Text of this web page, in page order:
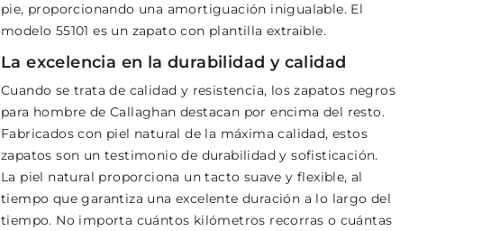
pie, proporcionando una amortiguación inigualable. El
modelo 55101 es un zapato con plantilla extraible.
La excelencia en la durabilidad y calidad
Cuando se trata de calidad y resistencia, los zapatos negros
para hombre de Callaghan destacan por encima del resto.
Fabricados con piel natural de la máxima calidad, estos
zapatos son un testimonio de durabilidad y sofisticación.
La piel natural proporciona un tacto suave y flexible, al
tiempo que garantiza una excelente duración a lo largo del
tiempo. No importa cuántos kilómetros recorras o cuántas